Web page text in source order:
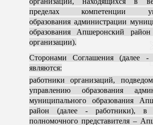
пределах компетенции
образования администрации
образования Апшеронский
организации).
Сторонами Соглашения (далее -
являются:
работники организаций,
управлению образования
муниципального образования
район (далее - работники),
полномочного представителя –